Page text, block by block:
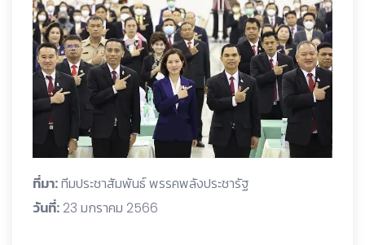
ที่มา:ทีมประชาสัมพันธ์ พรรคพลังประชารัฐ
วันที่: 23 มกราคม 2566